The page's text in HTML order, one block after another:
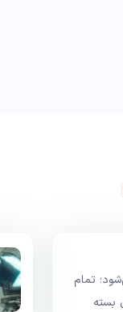
تمام
بسته